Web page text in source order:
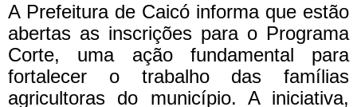
A Prefeitura de Caicó informa que estão
abertas as inscrições para o Programa
Corte, uma ação fundamental para
fortalecer o trabalho das famílias
agricultoras do município. A iniciativa,